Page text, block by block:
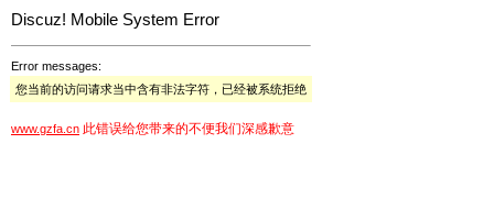
Discuz! Mobile System Error
Error messages:
您当前的访问请求当中含有非法字符，已经被系统拒绝
www.gzfa.cn 此错误给您带来的不便我们深感歉意